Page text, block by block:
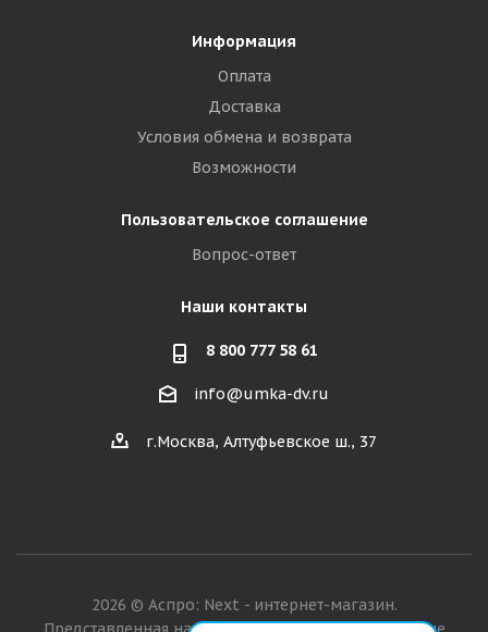
Информация
Оплата
Доставка
Условия обмена и возврата
Возможности
Пользовательское соглашение
Вопрос-ответ
Наши контакты
8 800 777 58 61
info@umka-dv.ru
г.Москва, Алтуфьевское ш., 37
2026 © Аспро: Next - интернет-магазин.